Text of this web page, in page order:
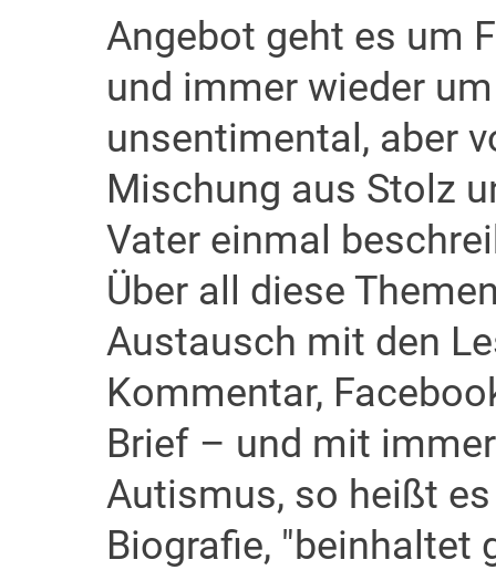
Angebot geht es um
und immer wieder
unsentimental, aber
Mischung aus Stolz
Vater einmal
Über all diese
Austausch mit den
Kommentar,
Brief – und mit
Autismus, so heißt
Biografie, "beinhaltet